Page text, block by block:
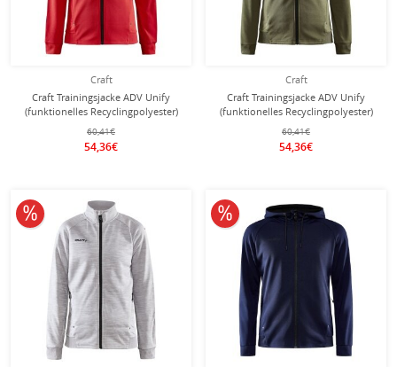
Craft
Craft Trainingsjacke ADV Unify
(funktionelles Recyclingpolyester)
rot Damen
60,41€
54,36€
Craft
Craft Trainingsjacke ADV Unify
(funktionelles Recyclingpolyester)
khakigrün Damen
60,41€
54,36€
10% reduziert 10% reduziert